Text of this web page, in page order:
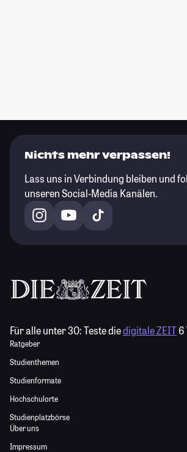
Nichts mehr verpassen!
Lass uns in Verbindung bleiben und
unseren Social-Media Kanälen.
Für alle unter 30:Teste diedigitale ZEIT6
Ratgeber
Studienthemen
Studienformate
Hochschulorte
Studienplatzbörse
Über uns
Impressum